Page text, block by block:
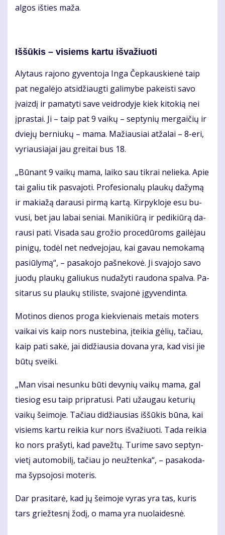
al­gos iš­ties ma­ža.
Iš­šū­kis – vi­siems kar­tu iš­va­žiuo­ti
Aly­taus ra­jo­no gy­ven­to­ja In­ga Čep­kaus­kie­nė taip
pat ne­ga­lė­jo at­si­džiaug­ti ga­li­my­be pa­keis­ti sa­vo
įvaiz­dį ir pa­ma­ty­ti sa­ve veid­ro­dy­je kiek ki­to­kią nei
įpras­tai. Ji – taip pat 9 vai­kų – sep­ty­nių mer­gai­čių ir
dvie­jų ber­niu­kų – ma­ma. Ma­žiau­siai at­ža­lai – 8-eri,
vy­riau­sia­jai jau grei­tai bus 18.
„Bū­nant 9 vai­kų ma­ma, lai­ko sau tik­rai ne­lie­ka. Apie
tai ga­liu tik pa­sva­jo­ti. Pro­fe­sio­na­lų plau­kų da­žy­mą
ir ma­kia­žą da­rau­si pir­mą kar­tą. Kir­pyk­lo­je esu bu­
vu­si, bet jau la­bai se­niai. Ma­ni­kiū­rą ir pe­di­kiū­rą da­
rau­si pa­ti. Vi­sa­da sau gro­žio pro­ce­dū­roms gai­lė­jau
pi­ni­gų, to­dėl net ne­dve­jo­jau, kai ga­vau ne­mo­ka­mą
pa­siū­ly­mą“, – pa­sa­ko­jo pa­šne­ko­vė. Ji sva­jo­jo sa­vo
juo­dų plau­kų ga­liu­kus nu­da­žy­ti rau­do­na spal­va. Pa­
si­ta­rus su plau­kų sti­lis­te, sva­jo­nė įgy­ven­din­ta.
Mo­ti­nos die­nos pro­ga kiek­vie­nais me­tais mo­ters
vai­kai vis kaip nors nu­ste­bi­na, įtei­kia gė­lių, ta­čiau,
kaip pa­ti sa­kė, jai di­džiau­sia do­va­na yra, kad vi­si jie
bū­tų svei­ki.
„Man vi­sai ne­sun­ku bū­ti de­vy­nių vai­kų ma­ma, gal
tie­siog esu taip pri­pra­tu­si. Pa­ti už­au­gau ke­tu­rių
vai­kų šei­mo­je. Ta­čiau di­džiau­sias iš­šū­kis bū­na, kai
vi­siems kar­tu rei­kia kur nors iš­va­žiuo­ti. Ta­da rei­kia
ko nors pra­šy­ti, kad pa­vež­tų. Tu­ri­me sa­vo sep­tyn­
vie­tį au­to­mo­bi­lį, ta­čiau jo ne­už­ten­ka“, – pa­sa­ko­da­
ma šyp­so­jo­si mo­te­ris.
Dar pra­si­ta­rė, kad jų šei­mo­je vy­ras yra tas, ku­ris
tars griež­tes­nį žo­dį, o ma­ma yra nuo­lai­des­nė.